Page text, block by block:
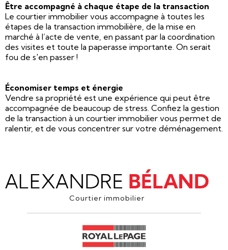
Être accompagné à chaque étape de la transaction
Le courtier immobilier vous accompagne à toutes les
étapes de la transaction immobilière, de la mise en
marché à l’acte de vente, en passant par la coordination
des visites et toute la paperasse importante. On serait
fou de s'en passer !
Économiser temps et énergie
Vendre sa propriété est une expérience qui peut être
accompagnée de beaucoup de stress. Confiez la gestion
de la transaction à un courtier immobilier vous permet de
ralentir, et de vous concentrer sur votre déménagement.
Courtier immobilier